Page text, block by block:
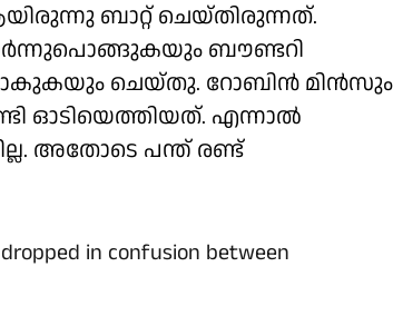
ബാറ്റ് ചെയ്തിരുന്നത്.
ബൗണ്ടറി
ചെയ്തു. റോബിൻ മിൻസും
ഓടിയെത്തിയത്. എന്നാൽ
അതോടെ പന്ത് രണ്ട്
dropped in confusion between